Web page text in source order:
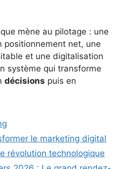
mène au pilotage : une
positionnement net, une
et une digitalisation
système qui transforme
décisions puis en
le marketing digital
révolution technologique